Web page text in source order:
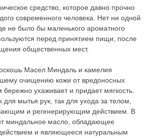
средство, которое давно прочно
современного человека. Нет ни одной
не было бы маленького ароматного
перед принятием пищи, после
общественных мест.
Масел Миндаль и камелия
очищению кожи от вредоносных
бережно ухаживает и придает мягкость.
мытья рук, так для ухода за телом,
и регенерирующим действием. В
миндальное масло, обладающее
и являющееся натуральным